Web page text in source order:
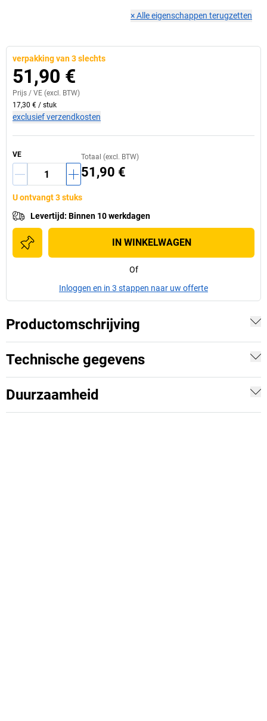
×Alle eigenschappen terugzetten
verpakking van 3 slechts
51,90 €
Prijs / VE (excl. BTW)
17,30 € / stuk
exclusief verzendkosten
VE Totaal (excl. BTW)
51,90 €
U ontvangt 3 stuks
Levertijd: Binnen 10 werkdagen
IN WINKELWAGEN
Of
Inloggen en in 3 stappen naar uw offerte
Productomschrijving
Technische gegevens
Duurzaamheid